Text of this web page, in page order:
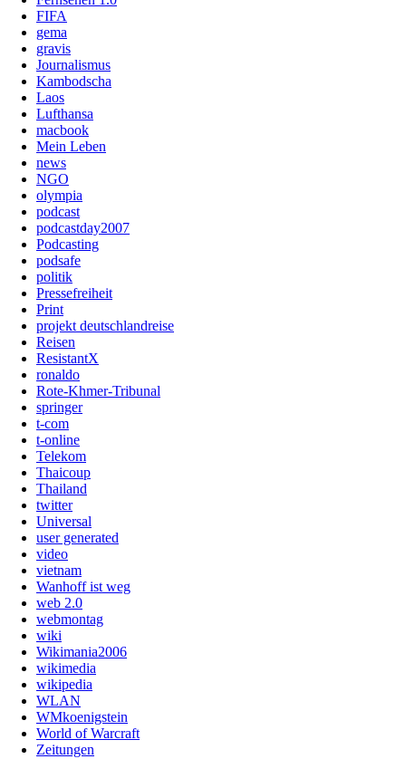
FIFA
gema
gravis
Journalismus
Kambodscha
Laos
Lufthansa
macbook
Mein Leben
news
NGO
olympia
podcast
podcastday2007
Podcasting
podsafe
politik
Pressefreiheit
Print
projekt deutschlandreise
Reisen
ResistantX
ronaldo
Rote-Khmer-Tribunal
springer
t-com
t-online
Telekom
Thaicoup
Thailand
twitter
Universal
user generated
video
vietnam
Wanhoff ist weg
web 2.0
webmontag
wiki
Wikimania2006
wikimedia
wikipedia
WLAN
WMkoenigstein
World of Warcraft
Zeitungen